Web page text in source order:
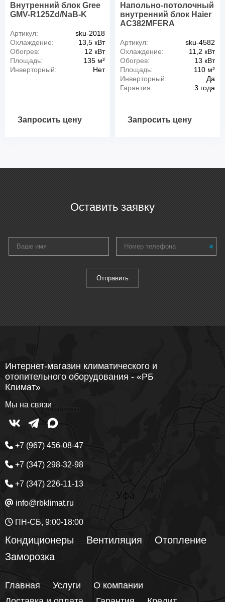
Внутренний блок Gree
GMV-R125Zd/NaB-K
Артикул:
sku-2018
Охлаждение:
13,5 кВт
Обогрев:
12 кВт
Площадь:
135 м²
Инверторный:
Нет
Запросить цену
Напольно-потолочный
внутренний блок Haier
AC382MFERA
Артикул:
sku-4582
Охлаждение:
11,2 кВт
Обогрев:
13 кВт
Площадь:
110 м²
Инверторный:
Да
Гарантия:
3 года
Запросить цену
Оставить заявку
Интернет-магазин климатического и
отопительного оборудования - «РБ
Климат»
Мы на связи
+7 (967) 456-08-47
+7 (347) 298-32-98
+7 (347) 226-11-13
info@rbklimat.ru
ПН-СБ, 9:00-18:00
Кондиционеры Вентиляция
Отопление
Заморозка
Главная Услуги
О компании